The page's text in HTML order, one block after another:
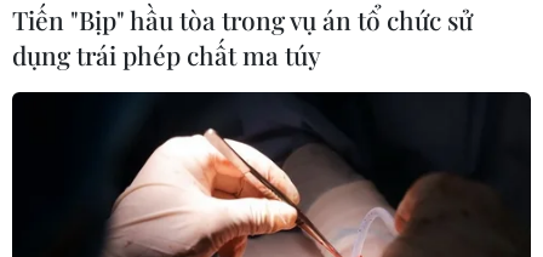
Tiến "Bịp" hầu tòa trong vụ án tổ chức sử
dụng trái phép chất ma túy